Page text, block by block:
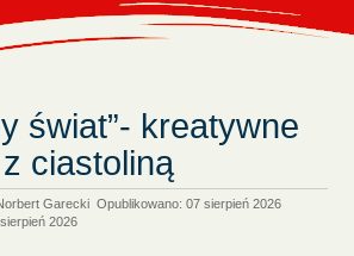
świat”- kreatywne
ciastoliną
Garecki Opublikowano: 07 sierpień 2026
2026